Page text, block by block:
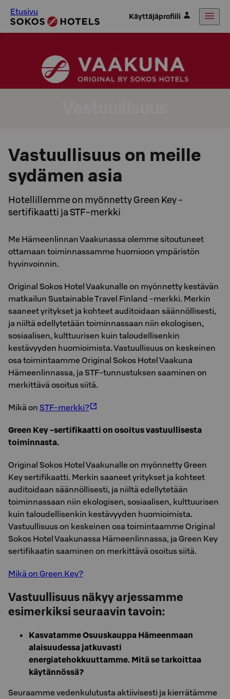
Etusivu Käyttäjäprofiili
Vastuullisuus on meille
sydämen asia
Hotellillemme on myönnetty Green Key -
sertifikaatti ja STF-merkki
Me Hämeenlinnan Vaakunassa olemme sitoutuneet
ottamaan toiminnassamme huomioon ympäristön
hyvinvoinnin.
Original Sokos Hotel Vaakunalle on myönnetty kestävän
matkailun Sustainable Travel Finland -merkki. Merkin
saaneet yritykset ja kohteet auditoidaan säännöllisesti,
ja niiltä edellytetään toiminnassaan niin ekologisen,
sosiaalisen, kulttuurisen kuin taloudellisenkin
kestävyyden huomioimista. Vastuullisuus on keskeinen
osa toimintaamme Original Sokos Hotel Vaakuna
Hämeenlinnassa, ja STF-tunnustuksen saaminen on
merkittävä osoitus siitä.
Mikä on STF-merkki?
Green Key -sertifikaatti on osoitus vastuullisesta
toiminnasta.
Original Sokos Hotel Vaakunalle on myönnetty Green
Key sertifikaatti. Merkin saaneet yritykset ja kohteet
auditoidaan säännöllisesti, ja niiltä edellytetään
toiminnassaan niin ekologisen, sosiaalisen, kulttuurisen
kuin taloudellisenkin kestävyyden huomioimista.
Vastuullisuus on keskeinen osa toimintaamme Original
Sokos Hotel Vaakunassa Hämeenlinnassa, ja Green Key
sertifikaatin saaminen on merkittävä osoitus siitä.
Mikä on Green Key?
Vastuullisuus näkyy arjessamme
esimerkiksi seuraavin tavoin:
Kasvatamme Osuuskauppa Hämeenmaan
alaisuudessa jatkuvasti
energiatehokkuuttamme. Mitä se tarkoittaa
käytännössä?
Seuraamme vedenkulutusta aktiivisesti ja kierrätämme